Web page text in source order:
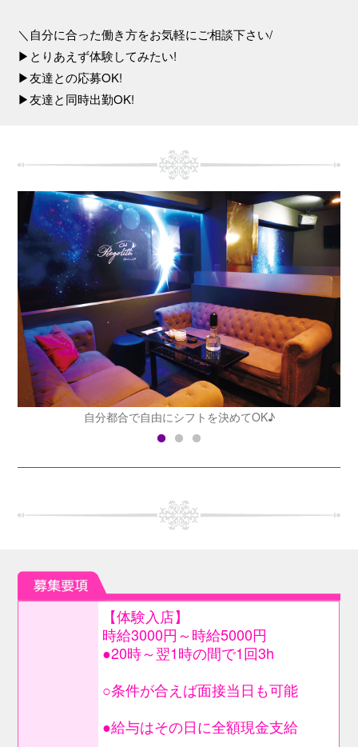
＼自分に合った働き方をお気軽にご相談下さい/
▶とりあえず体験してみたい!
▶友達との応募OK!
▶友達と同時出勤OK!
自分都合で自由にシフトを決めてOK♪
【体験入店】
時給3000円～時給5000円
●20時～翌1時の間で1回3h
○条件が合えば面接当日も可能
●給与はその日に全額現金支給